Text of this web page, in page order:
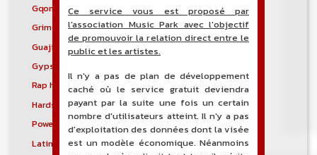
Gqom
Grebo
Grime
Groove metal
Guajira
Guaracha
Gypsy punk
Rap hardcore
Industrial hardcore
Hardstep
Hardstyle
Power noise
Heavenly voices
Latin metal
Musique hindoustanie
Ce service vous est proposé par
l'association Music Park avec l'objectif
de promouvoir la relation direct entre le
public et les artistes.
Il n'y a pas de plan de développement
caché où le service gratuit deviendra
payant par la suite une fois un certain
nombre d'utilisateurs atteint. Il n'y a pas
d'exploitation des données dont la visée
est un modèle économique. Néanmoins